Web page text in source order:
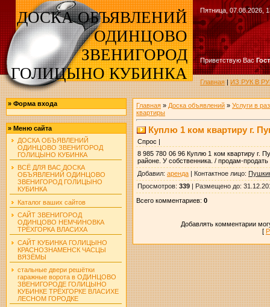
ДОСКА ОБЪЯВЛЕНИЙ
ОДИНЦОВО
ЗВЕНИГОРОД
ГОЛИЦЫНО КУБИНКА
Пятница, 07.08.2026,
Приветствую Вас
Главная|ИЗ РУК В
» Форма входа
» Меню сайта
ДОСКА ОБЪЯВЛЕНИЙ
ОДИНЦОВО ЗВЕНИГОРОД
ГОЛИЦЫНО КУБИНКА
ВСЁ ДЛЯ ВАС ДОСКА
ОБЪЯВЛЕНИЙ ОДИНЦОВО
ЗВЕНИГОРОД ГОЛИЦЫНО
КУБИНКА
Каталог ваших сайтов
САЙТ ЗВЕНИГОРОД
ОДИНЦОВО НЕМЧИНОВКА
ТРЁХГОРКА ВЛАСИХА
САЙТ КУБИНКА ГОЛИЦЫНО
КРАСНОЗНАМЕНСК ЧАСЦЫ
ВЯЗЁМЫ
стальные двери решётки
гаражные ворота в ОДИНЦОВО
ЗВЕНИГОРОДЕ ГОЛИЦЫНО
КУБИНКЕ ТРЁХГОРКЕ ВЛАСИХЕ
ЛЕСНОМ ГОРОДКЕ
Главная» Доска объявлений» Услуги в
квартиры
Куплю 1 ком квартиру г.
Спрос |
8 985 780 06 96 Куплю 1 ком квартиру г.
районе. У собственника. / продам-
Добавил: аренда| Контактное лицо:
Просмотров: 339| Размещено до:
Всего комментариев: 0
Добавлять комментарии
[